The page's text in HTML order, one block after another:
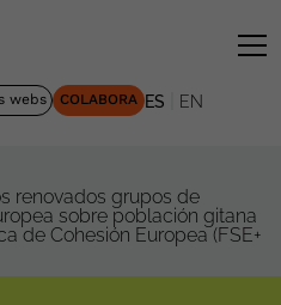
webs COLABORA ES EN
renovados grupos de
sobre población gitana
de Cohesión Europea (FSE+